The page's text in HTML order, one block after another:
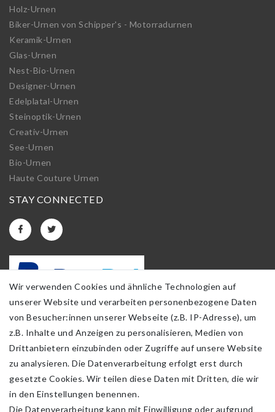
Holz-Urnen
Biker-Urnen von Schipper's - Motorradurnen
Keramik-Urnen
Glas-Urnen
Nest-Bio-Urnen
Designer-Urnen
Edelplatal-Urnen
Steinoptik-Urnen
Creativ-Urnen
See-Urnen
Bio-Urnen
Haute Couture Urnen
STAY CONNECTED
Wir verwenden Cookies und ähnliche Technologien auf
unserer Website und verarbeiten personenbezogene Daten
von Besucher:innen unserer Webseite (z.B. IP-Adresse), um
z.B. Inhalte und Anzeigen zu personalisieren, Medien von
Drittanbietern einzubinden oder Zugriffe auf unsere Website
zu analysieren. Die Datenverarbeitung erfolgt erst durch
gesetzte Cookies. Wir teilen diese Daten mit Dritten, die wir
in den Einstellungen benennen.
Die Datenverarbeitung kann mit Einwilligung oder aufgrund